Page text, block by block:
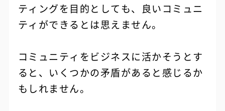
ティングを目的としても、良いコミュニ
ティができるとは思えません。
コミュニティをビジネスに活かそうとす
ると、いくつかの矛盾があると感じるか
もしれません。